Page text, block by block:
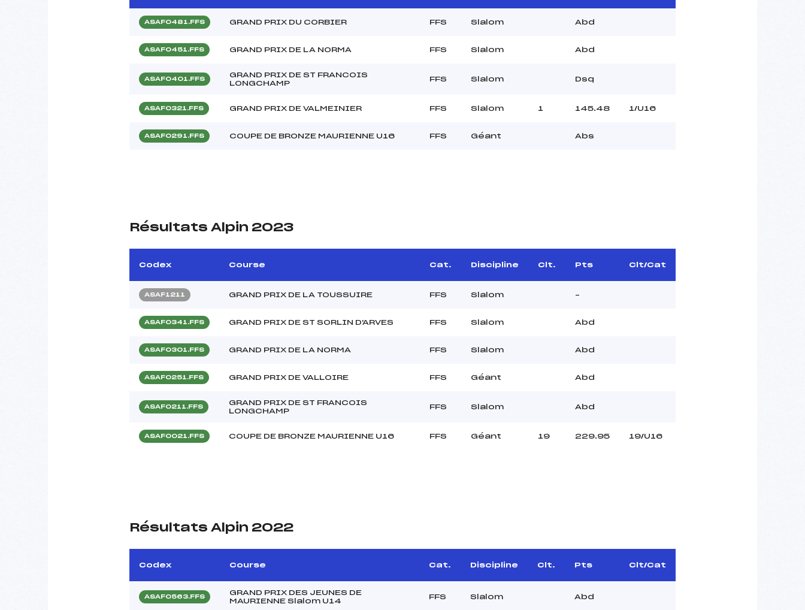
ASAF0481.FFS GRAND PRIX DU CORBIER FFS Slalom Abd
ASAF0451.FFS GRAND PRIX DE LA NORMA FFS Slalom Abd
ASAF0401.FFS
GRAND PRIX DE ST FRANCOIS
LONGCHAMP
FFS Slalom Dsq
ASAF0321.FFS GRAND PRIX DE VALMEINIER FFS Slalom 1 145.48 1/U16
ASAF0291.FFS COUPE DE BRONZE MAURIENNE U16 FFS Géant Abs
Résultats Alpin 2023
Codex Course Cat. Discipline Clt. Pts Clt/Cat
ASAF1211 GRAND PRIX DE LA TOUSSUIRE FFS Slalom –
ASAF0341.FFS GRAND PRIX DE ST SORLIN D'ARVES FFS Slalom Abd
ASAF0301.FFS GRAND PRIX DE LA NORMA FFS Slalom Abd
ASAF0251.FFS GRAND PRIX DE VALLOIRE FFS Géant Abd
ASAF0211.FFS
GRAND PRIX DE ST FRANCOIS
LONGCHAMP
FFS Slalom Abd
ASAF0021.FFS COUPE DE BRONZE MAURIENNE U16 FFS Géant 19 229.95 19/U16
Résultats Alpin 2022
Codex Course Cat. Discipline Clt. Pts Clt/Cat
ASAF0563.FFS
GRAND PRIX DES JEUNES DE
MAURIENNE Slalom U14
FFS Slalom Abd